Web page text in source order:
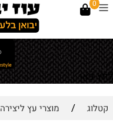
לחץ כאן
0
קטלוג / מוצרי עץ ליצירה